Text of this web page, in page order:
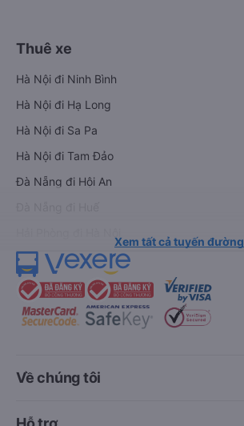
Thuê xe
Hà Nội đi Ninh Bình
Hà Nội đi Hạ Long
Hà Nội đi Sa Pa
Hà Nội đi Tam Đảo
Đà Nẵng đi Hội An
Xem tất cả tuyến đường
Về chúng tôi